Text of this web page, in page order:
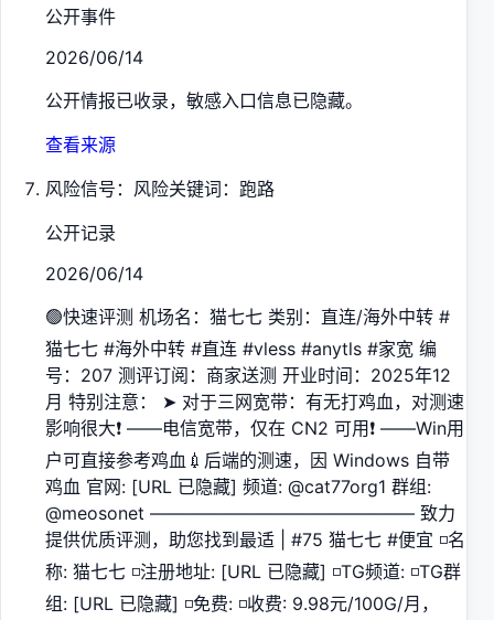
公开事件
2026/06/14
公开情报已收录，敏感入口信息已隐藏。
查看来源
风险信号：风险关键词：跑路
公开记录
2026/06/14
🟢快速评测 机场名：猫七七 类别：直连/海外中转 #
猫七七 #海外中转 #直连 #vless #anytls #家宽 编
号：207 测评订阅：商家送测 开业时间：2025年12
月 特别注意： ➤ 对于三网宽带：有无打鸡血，对测速
影响很大❗️ ——电信宽带，仅在 CN2 可用❗️ ——Win用
户可直接参考鸡血💉后端的测速，因 Windows 自带
鸡血 官网: [URL 已隐藏] 频道: @cat77org1 群组:
@meosonet ——————————————— 致力
提供优质评测，助您找到最适 | #75 猫七七 #便宜 ◽️名
称: 猫七七 ◽️注册地址: [URL 已隐藏] ◽️TG频道: ◽️TG群
组: [URL 已隐藏] ◽️免费: ◽️收费: 9.98元/100G/月，